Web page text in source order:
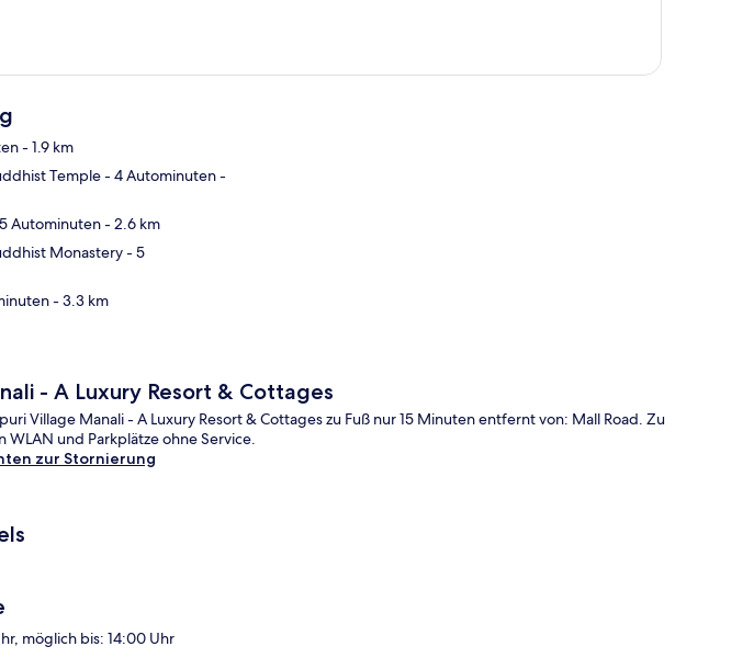
- 1.9 km
Temple- 4 Autominuten-
Autominuten- 2.6 km
Monastery- 5
- 3.3 km
- A Luxury Resort & Cottages
Village Manali - A Luxury Resort & Cottages zu Fuß nur 15 Minuten entfernt von: Mall Road. Zu
und Parkplätze ohne Service.
zur Stornierung
möglich bis: 14:00 Uhr